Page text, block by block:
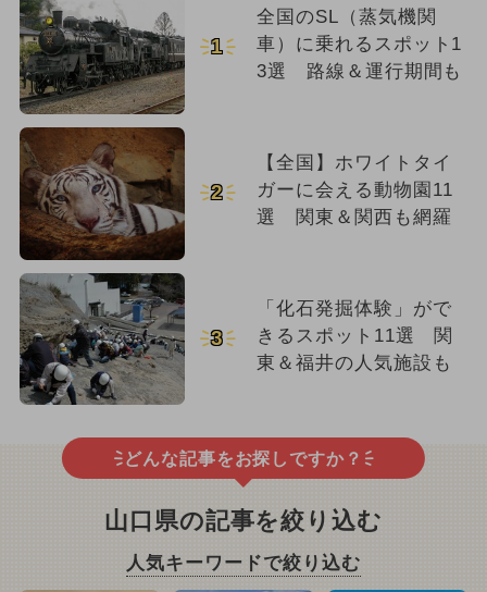
1
全国のSL（蒸気機関
車）に乗れるスポット1
3選 路線＆運行期間も
2
【全国】ホワイトタイ
ガーに会える動物園11
選 関東＆関西も網羅
3
「化石発掘体験」がで
きるスポット11選 関
東＆福井の人気施設も
どんな記事をお探しですか？
山口県の記事を絞り込む
人気キーワードで絞り込む